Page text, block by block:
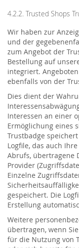
4.2.2. Trusted Shops
Wir haben zur
und der
zum Angebot der
Bestellung auf
integriert.
ebenfalls von der
Dies dient der
Interessen an einer
Ermöglichung eines
Trustbadge
Logfile, das auch
Abrufs, übertragene
Provider
Einzelne
gespeichert. Die
Erstellung
Weitere
übertragen, wenn
für die Nutzung von